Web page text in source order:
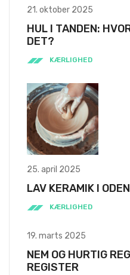
21. oktober 2025
HUL I TANDEN:
DET?
KÆRLIGHED
25. april 2025
LAV KERAMIK I
KÆRLIGHED
19. marts 2025
NEM OG HURTIG
REGISTER